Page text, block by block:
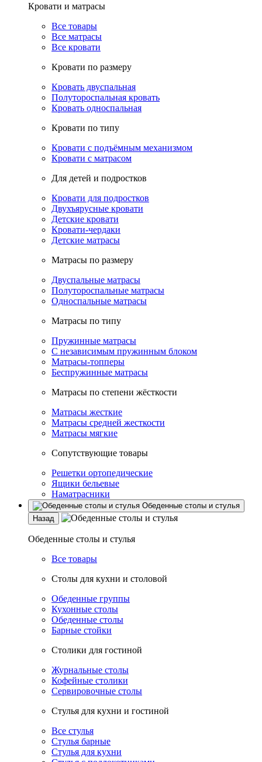
Кровати и матрасы
Все товары
Все матрасы
Все кровати
Кровати по размеру
Кровать двуспальная
Полутороспальная кровать
Кровать односпальная
Кровати по типу
Кровати с подъёмным механизмом
Кровати с матрасом
Для детей и подростков
Кровати для подростков
Двухъярусные кровати
Детские кровати
Кровати-чердаки
Детские матрасы
Матрасы по размеру
Двуспальные матрасы
Полутороспальные матрасы
Односпальные матрасы
Матрасы по типу
Пружинные матрасы
С независимым пружинным блоком
Матрасы-топперы
Беспружинные матрасы
Матрасы по степени жёсткости
Матрасы жесткие
Матрасы средней жесткости
Матрасы мягкие
Сопутствующие товары
Решетки ортопедические
Ящики бельевые
Наматрасники
Обеденные столы и стулья
Назад
Обеденные столы и стулья
Все товары
Столы для кухни и столовой
Обеденные группы
Кухонные столы
Обеденные столы
Барные стойки
Столики для гостиной
Журнальные столы
Кофейные столики
Сервировочные столы
Стулья для кухни и гостиной
Все стулья
Стулья барные
Стулья для кухни